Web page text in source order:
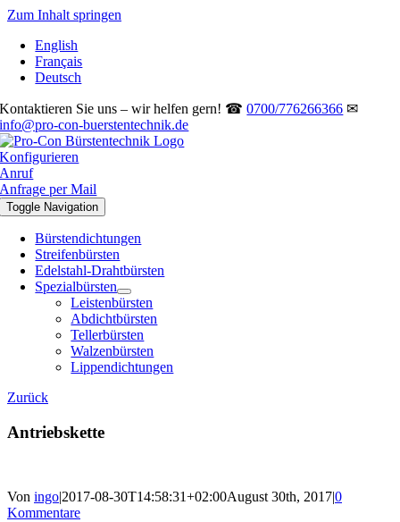
Zum Inhalt springen
English
Français
Deutsch
Kontaktieren Sie uns – wir helfen gern! ☎0700/776266366 ✉
info@pro-con-buerstentechnik.de
Konfigurieren
Anruf
Anfrage per Mail
Toggle Navigation
Bürstendichtungen
Streifenbürsten
Edelstahl-Drahtbürsten
Spezialbürsten
Leistenbürsten
Abdichtbürsten
Tellerbürsten
Walzenbürsten
Lippendichtungen
Zurück
Antriebskette
Von ingo|2017-08-30T14:58:31+02:00August 30th, 2017|0
Kommentare